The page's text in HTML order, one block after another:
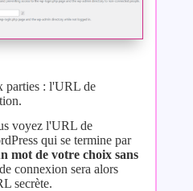
parties : l'URL de
voyez l'URL de
qui se termine par
mot de votre choix sans
connexion sera alors
secrète.